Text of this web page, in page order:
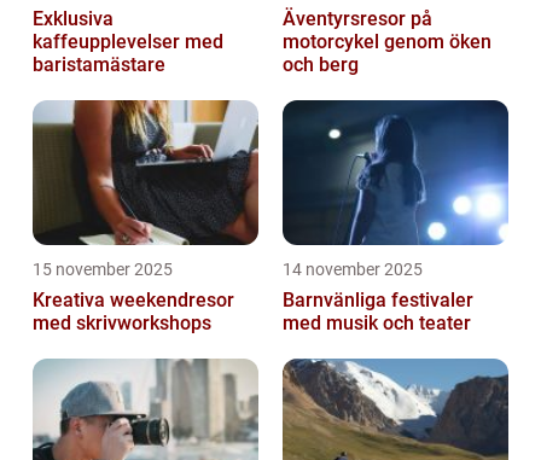
Exklusiva
kaffeupplevelser med
baristamästare
Äventyrsresor på
motorcykel genom öken
och berg
15 november 2025
Kreativa weekendresor
med skrivworkshops
14 november 2025
Barnvänliga festivaler
med musik och teater